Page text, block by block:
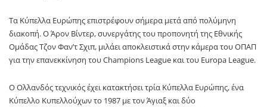
Τα Κύπελλα Ευρώπης επιστρέφουν σήμερα μετά από πολύμηνη
διακοπή. Ο Άρον Βίντερ, συνεργάτης του προπονητή της Εθνικής
Ομάδας Τζον Φαν’τ Σχιπ, μιλάει αποκλειστικά στην κάμερα του ΟΠΑΠ
για την επανεκκίνηση του Champions League και του Europa League.
Ο Ολλανδός τεχνικός έχει κατακτήσει τρία Κύπελλα Ευρώπης, ένα
Κύπελλο Κυπελλούχων το 1987 με τον Άγιαξ και δύο